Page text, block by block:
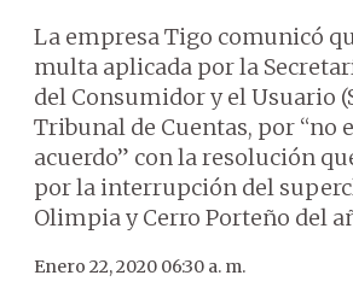
La empresa Tigo comunicó
multa aplicada por la
del Consumidor y el Usuario
Tribunal de Cuentas, por “no
acuerdo” con la resolución
por la interrupción del
Olimpia y Cerro Porteño del
Enero 22, 2020 06:30 a. m.